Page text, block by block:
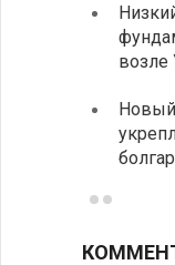
возле
Новый